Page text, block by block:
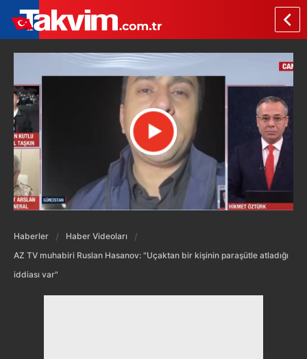
Haberler
Haber Videoları
AZ TV muhabiri Ruslan Hasanov: "Uçaktan bir kişinin paraşütle atladığı
iddiası var"